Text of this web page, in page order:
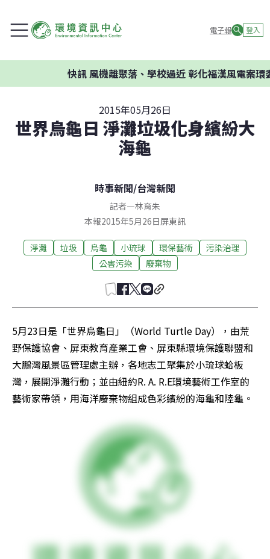
電子報 登入
風機離聚落、學校過近 彰化福漢風電案環委建
2015年05月26日
世界烏龜日 淨灘垃圾化身繽紛大
海龜
時事新聞/台灣新聞
記者—林育朱
本報2015年5月26日屏東訊
淨灘 垃圾 烏龜 小琉球 環保藝術
污染治理
公害污染
廢棄物
5月23日是「世界烏龜日」（World Turtle Day），由荒
野保護協會、屏東教育產業工會、屏東縣環境保護聯盟和
大鵬灣風景區管理處主辦，各地志工聚集於小琉球蛤板
灣，展開淨灘行動；並由紐約R. A. R.E環境藝術工作室的
藝術家帶領，用海洋廢棄物組成色彩繽紛的海龜和陸龜。